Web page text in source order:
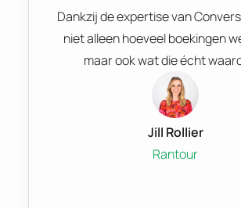
Dankzij de expertise van
niet alleen hoeveel boekingen
maar ook wat die écht
Jill Rollier
Rantour